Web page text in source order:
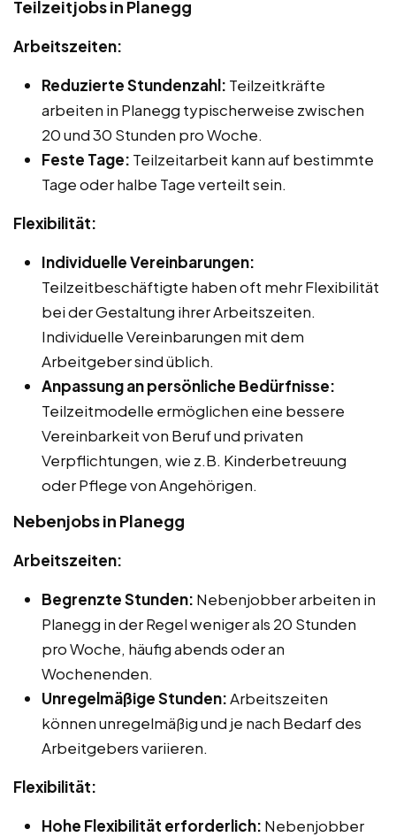
Teilzeitjobs in Planegg
Arbeitszeiten:
Reduzierte Stundenzahl: Teilzeitkräfte
arbeiten in Planegg typischerweise zwischen
20 und 30 Stunden pro Woche.
Feste Tage: Teilzeitarbeit kann auf bestimmte
Tage oder halbe Tage verteilt sein.
Flexibilität:
Individuelle Vereinbarungen:
Teilzeitbeschäftigte haben oft mehr Flexibilität
bei der Gestaltung ihrer Arbeitszeiten.
Individuelle Vereinbarungen mit dem
Arbeitgeber sind üblich.
Anpassung an persönliche Bedürfnisse:
Teilzeitmodelle ermöglichen eine bessere
Vereinbarkeit von Beruf und privaten
Verpflichtungen, wie z.B. Kinderbetreuung
oder Pflege von Angehörigen.
Nebenjobs in Planegg
Arbeitszeiten:
Begrenzte Stunden: Nebenjobber arbeiten in
Planegg in der Regel weniger als 20 Stunden
pro Woche, häufig abends oder an
Wochenenden.
Unregelmäßige Stunden:Arbeitszeiten
können unregelmäßig und je nach Bedarf des
Arbeitgebers variieren.
Flexibilität:
Hohe Flexibilität erforderlich: Nebenjobber